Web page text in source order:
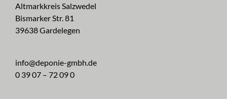
Altmarkkreis Salzwedel
Bismarker Str. 81
39638 Gardelegen
info@deponie-gmbh.de
0 39 07 – 72 09 0